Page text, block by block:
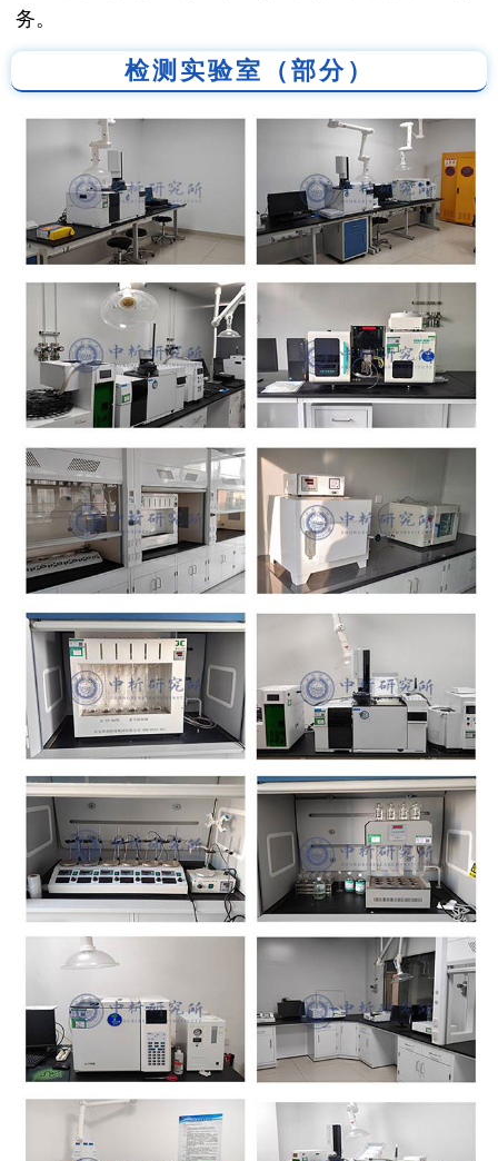
务。
检测实验室（部分）